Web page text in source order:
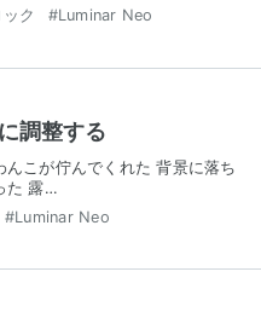
ク #Luminar Neo
調整する
こが佇んでくれた 背景に落ち
た 露…
#Luminar Neo